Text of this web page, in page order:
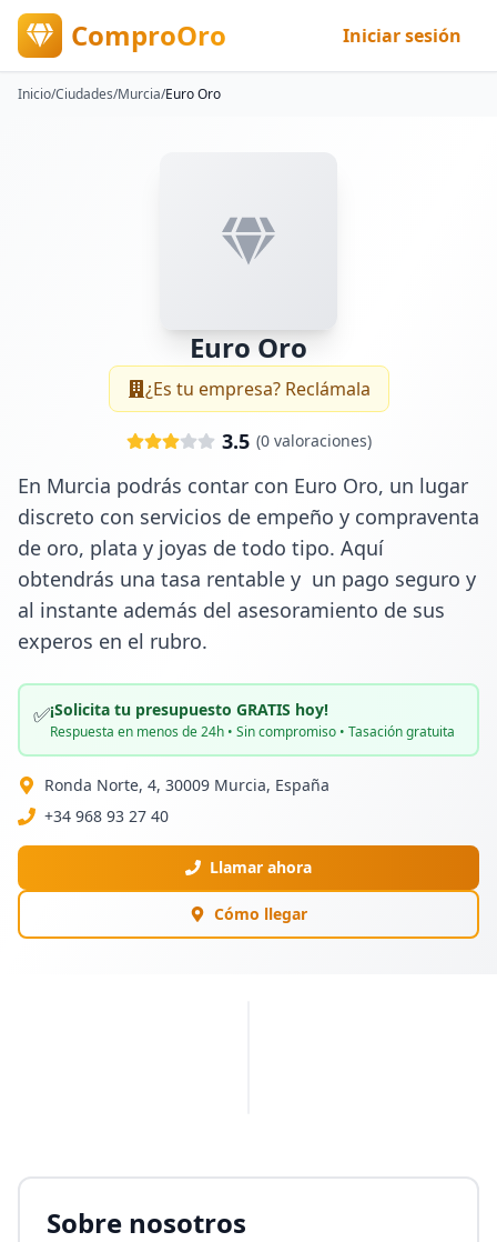
ComproOro Iniciar sesión
Inicio/Ciudades/Murcia/Euro Oro
Euro Oro
¿Es tu empresa? Reclámala
3.5 (0valoraciones)
En Murcia podrás contar con Euro Oro, un lugar
discreto con servicios de empeño y compraventa
de oro, plata y joyas de todo tipo. Aquí
obtendrás una tasa rentable y  un pago seguro y
al instante además del asesoramiento de sus
experos en el rubro.
✅¡Solicita tu presupuesto GRATIS hoy!
Respuesta en menos de 24h • Sin compromiso • Tasación gratuita
Ronda Norte, 4, 30009 Murcia, España
+34 968 93 27 40
Llamar ahora
Cómo llegar
Sobre nosotros